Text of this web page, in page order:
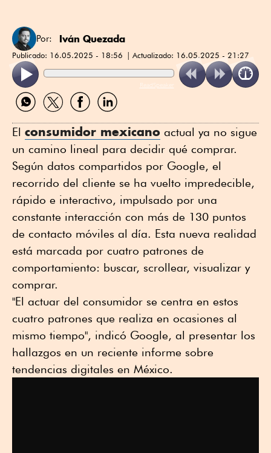
Por: Iván Quezada
Publicado: 16.05.2025 - 18:56 Actualizado: 16.05.2025 - 21:27
ReadSpeaker
Compartir
por
Compartir
por
Compartir
por
Compartir
por
El consumidor mexicano actual ya no sigue
un camino lineal para decidir qué comprar.
Según datos compartidos por Google, el
recorrido del cliente se ha vuelto impredecible,
rápido e interactivo, impulsado por una
constante interacción con más de 130 puntos
de contacto móviles al día. Esta nueva realidad
está marcada por cuatro patrones de
comportamiento: buscar, scrollear, visualizar y
comprar.
"El actuar del consumidor se centra en estos
cuatro patrones que realiza en ocasiones al
mismo tiempo", indicó Google, al presentar los
hallazgos en un reciente informe sobre
tendencias digitales en México.